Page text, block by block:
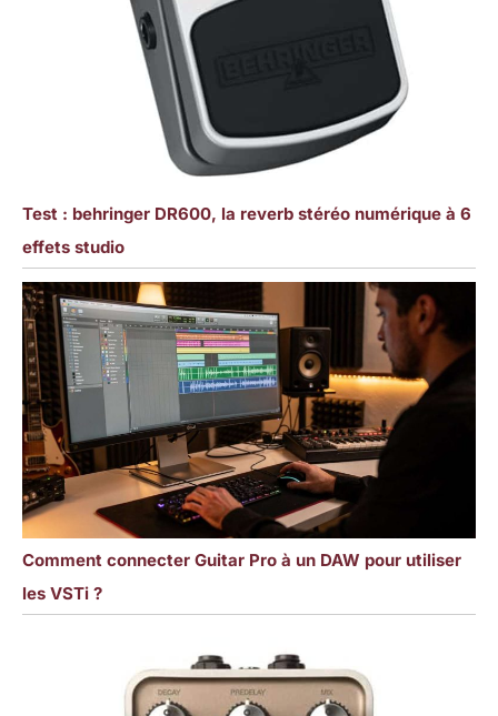
Test : behringer DR600, la reverb stéréo numérique à 6
effets studio
Comment connecter Guitar Pro à un DAW pour utiliser
les VSTi ?